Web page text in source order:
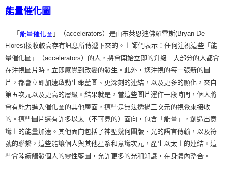
能量催化圖
「 能量催化圖 」（accelerators）是由布萊恩迪佛羅雷斯(Bryan De
Flores)接收較高存有訊息所傳遞下來的。上師們表示：任何注視這些「能
量催化圖」（accelerators）的人，將會開始立即的升級...大部分的人都會
在注視圖片時，立即感覺到改變的發生。此外，您注視的每一張新的圖
片，都會立即加速啟動生命藍圖、更深刻的連結，以及更多的顯化，來自
第五次元以及更高的層級。結果就是，當這些圖片運作一段時間，個人將
會有能力進入催化圖的其他層面，這些是無法透過三次元的視覺來接收
的。這些圖片還有許多以太（不可見的）面向，包含「能量」，創造出意
識上的能量加速。其他面向包括了神聖幾何圖版、光的語言傳輸，以及符
號的聯繫，這些能讓個人與其他星系和意識次元，產生以太上的連結。這
些會陸續觸發個人的靈性藍圖，允許更多的光和知識，在身體內整合。